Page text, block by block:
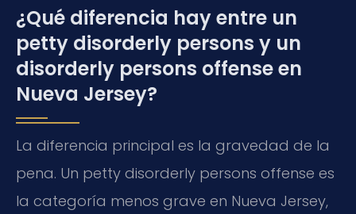
¿Qué diferencia hay entre un
petty disorderly persons y un
disorderly persons offense en
Nueva Jersey?
La diferencia principal es la gravedad de la
pena. Un petty disorderly persons offense es
la categoría menos grave en Nueva Jersey,